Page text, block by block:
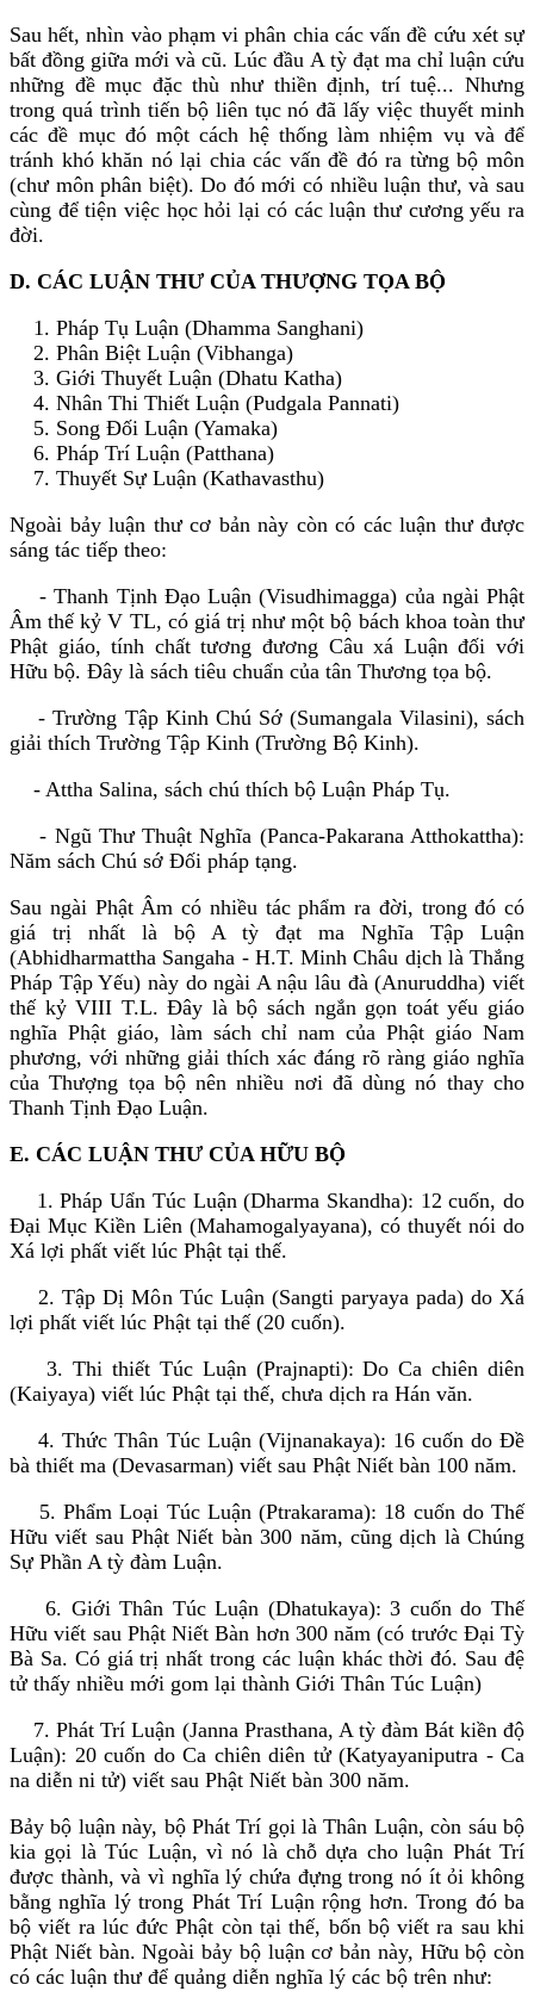
Sau hết, nhìn vào phạm vi phân chia các vấn đề cứu xét sự
bất đồng giữa mới và cũ. Lúc đầu A tỳ đạt ma chỉ luận cứu
những đề mục đặc thù như thiền định, trí tuệ... Nhưng
trong quá trình tiến bộ liên tục nó đã lấy việc thuyết minh
các đề mục đó một cách hệ thống làm nhiệm vụ và để
tránh khó khăn nó lại chia các vấn đề đó ra từng bộ môn
(chư môn phân biệt). Do đó mới có nhiều luận thư, và sau
cùng để tiện việc học hỏi lại có các luận thư cương yếu ra
đời.
D. CÁC LUẬN THƯ CỦA THƯỢNG TỌA BỘ
1. Pháp Tụ Luận (Dhamma Sanghani)
2. Phân Biệt Luận (Vibhanga)
3. Giới Thuyết Luận (Dhatu Katha)
4. Nhân Thi Thiết Luận (Pudgala Pannati)
5. Song Ðối Luận (Yamaka)
6. Pháp Trí Luận (Patthana)
7. Thuyết Sự Luận (Kathavasthu)
Ngoài bảy luận thư cơ bản này còn có các luận thư được
sáng tác tiếp theo:
- Thanh Tịnh Ðạo Luận (Visudhimagga) của ngài Phật
Âm thế kỷ V TL, có giá trị như một bộ bách khoa toàn thư
Phật giáo, tính chất tương đương Câu xá Luận đối với
Hữu bộ. Ðây là sách tiêu chuẩn của tân Thương tọa bộ.
- Trường Tập Kinh Chú Sớ (Sumangala Vilasini), sách
giải thích Trường Tập Kinh (Trường Bộ Kinh).
- Attha Salina, sách chú thích bộ Luận Pháp Tụ.
- Ngũ Thư Thuật Nghĩa (Panca-Pakarana Atthokattha):
Năm sách Chú sớ Ðối pháp tạng.
Sau ngài Phật Âm có nhiều tác phẩm ra đời, trong đó có
giá trị nhất là bộ A tỳ đạt ma Nghĩa Tập Luận
(Abhidharmattha Sangaha - H.T. Minh Châu dịch là Thắng
Pháp Tập Yếu) này do ngài A nậu lâu đà (Anuruddha) viết
thế kỷ VIII T.L. Ðây là bộ sách ngắn gọn toát yếu giáo
nghĩa Phật giáo, làm sách chỉ nam của Phật giáo Nam
phương, với những giải thích xác đáng rõ ràng giáo nghĩa
của Thượng tọa bộ nên nhiều nơi đã dùng nó thay cho
Thanh Tịnh Ðạo Luận.
E. CÁC LUẬN THƯ CỦA HỮU BỘ
1. Pháp Uẩn Túc Luận (Dharma Skandha): 12 cuốn, do
Ðại Mục Kiền Liên (Mahamogalyayana), có thuyết nói do
Xá lợi phất viết lúc Phật tại thế.
2. Tập Dị Môn Túc Luận (Sangti paryaya pada) do Xá
lợi phất viết lúc Phật tại thế (20 cuốn).
3. Thi thiết Túc Luận (Prajnapti): Do Ca chiên diên
(Kaiyaya) viết lúc Phật tại thế, chưa dịch ra Hán văn.
4. Thức Thân Túc Luận (Vijnanakaya): 16 cuốn do Ðề
bà thiết ma (Devasarman) viết sau Phật Niết bàn 100 năm.
5. Phẩm Loại Túc Luận (Ptrakarama): 18 cuốn do Thế
Hữu viết sau Phật Niết bàn 300 năm, cũng dịch là Chúng
Sự Phần A tỳ đàm Luận.
6. Giới Thân Túc Luận (Dhatukaya): 3 cuốn do Thế
Hữu viết sau Phật Niết Bàn hơn 300 năm (có trước Ðại Tỳ
Bà Sa. Có giá trị nhất trong các luận khác thời đó. Sau đệ
tử thấy nhiều mới gom lại thành Giới Thân Túc Luận)
7. Phát Trí Luận (Janna Prasthana, A tỳ đàm Bát kiền độ
Luận): 20 cuốn do Ca chiên diên tử (Katyayaniputra - Ca
na diễn ni tử) viết sau Phật Niết bàn 300 năm.
Bảy bộ luận này, bộ Phát Trí gọi là Thân Luận, còn sáu bộ
kia gọi là Túc Luận, vì nó là chỗ dựa cho luận Phát Trí
được thành, và vì nghĩa lý chứa đựng trong nó ít ỏi không
bằng nghĩa lý trong Phát Trí Luận rộng hơn. Trong đó ba
bộ viết ra lúc đức Phật còn tại thế, bốn bộ viết ra sau khi
Phật Niết bàn. Ngoài bảy bộ luận cơ bản này, Hữu bộ còn
có các luận thư để quảng diễn nghĩa lý các bộ trên như: